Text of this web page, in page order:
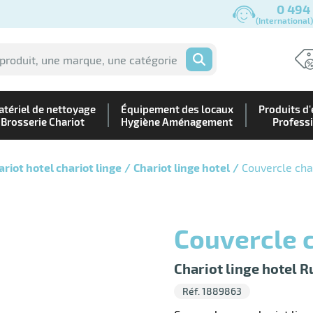
0 494
OK
de nettoyage
Brosserie Chariot
Équipement des locaux
Hygiène Aménagement
Produits
hotel chariot linge Chariot linge hotel Couvercle
Chariot linge hotel
Réf. 1889863